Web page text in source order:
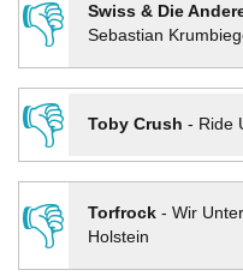
👎
Swiss & Die
Sebastian
👎
Toby Crush - Ride
👎
Torfrock- Wir
Holstein